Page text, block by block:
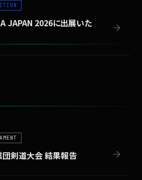
JAPAN 2026に出展いた
剣道大会 結果報告